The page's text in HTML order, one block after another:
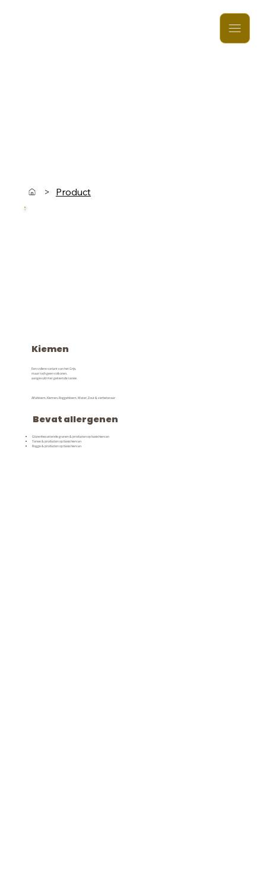
> Product
Kiemen
Een vollere variant van het Grijs,
maar toch geen volkoren.
aangevuld met gekiemde tarwe.
Alfabloem, Kiemen, Roggebloem, Water, Zout & verbeteraar
Bevat allergenen
Glutenbevattende granen & producten op basis hiervan
Tarwe & producten op basis hiervan
Rogge & producten op basis hiervan